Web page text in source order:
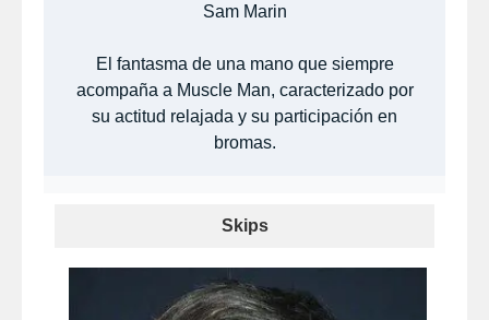
Sam Marin
El fantasma de una mano que siempre
acompaña a Muscle Man, caracterizado por
su actitud relajada y su participación en
bromas.
Skips